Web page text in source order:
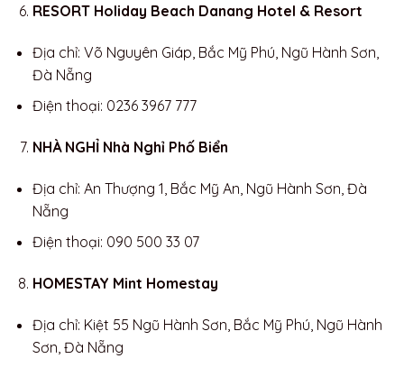
RESORT Holiday Beach Danang Hotel & Resort
Địa chỉ: Võ Nguyên Giáp, Bắc Mỹ Phú, Ngũ Hành Sơn,
Đà Nẵng
Điện thoại: 0236 3967 777
NHÀ NGHỈ Nhà Nghỉ Phố Biển
Địa chỉ: An Thượng 1, Bắc Mỹ An, Ngũ Hành Sơn, Đà
Nẵng
Điện thoại: 090 500 33 07
HOMESTAY Mint Homestay
Địa chỉ: Kiệt 55 Ngũ Hành Sơn, Bắc Mỹ Phú, Ngũ Hành
Sơn, Đà Nẵng